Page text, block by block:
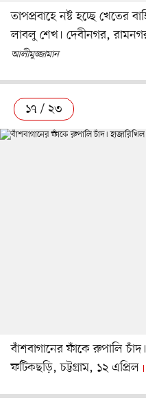
তাপপ্রবাহে নষ্ট হচ্ছে খেতের
লাবলু শেখ। দেবীনগর,
আলীমুজ্জামান
১৭ / ২৩
বাঁশবাগানের ফাঁকে রুপালি
ফটিকছড়ি, চট্টগ্রাম, ১২ এপ্রিল